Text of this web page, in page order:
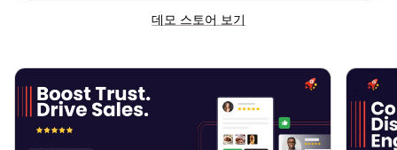
데모 스토어 보기